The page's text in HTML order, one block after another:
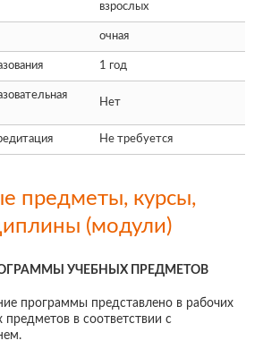
взрослых
очная
1 год
Нет
Не требуется
предметы, курсы,
(модули)
УЧЕБНЫХ ПРЕДМЕТОВ
программы представлено в рабочих
в соответствии с